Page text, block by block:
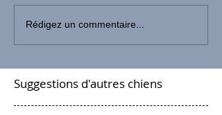
Rédigez un commentaire...
Suggestions d'autres chiens